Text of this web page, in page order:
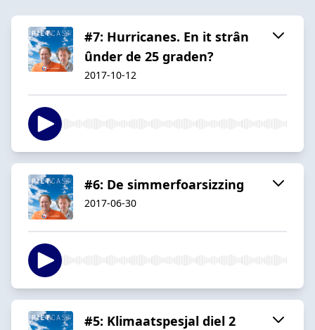
#7: Hurricanes. En it strân
ûnder de 25 graden?
2017-10-12
#6: De simmerfoarsizzing
2017-06-30
#5: Klimaatspesjal diel 2